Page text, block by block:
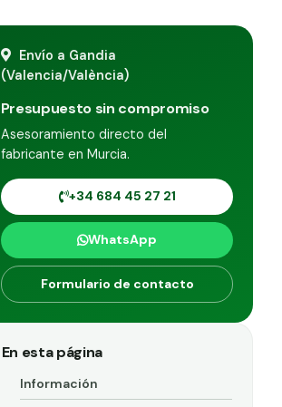
Envío a Gandia
(Valencia/València)
Presupuesto sin compromiso
Asesoramiento directo del
fabricante en Murcia.
+34 684 45 27 21
WhatsApp
Formulario de contacto
En esta página
Información